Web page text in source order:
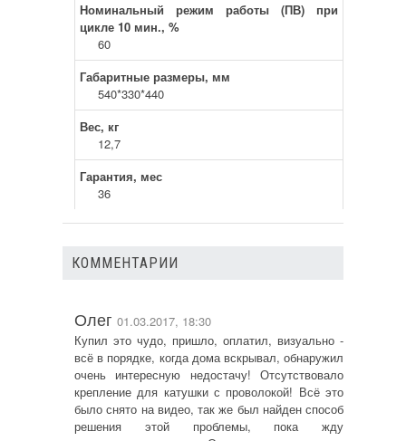
Номинальный режим работы (ПВ) при
цикле 10 мин., %
60
Габаритные размеры, мм
540*330*440
Вес, кг
12,7
Гарантия, мес
36
КОММЕНТАРИИ
Олег 01.03.2017, 18:30
Купил это чудо, пришло, оплатил, визуально -
всё в порядке, когда дома вскрывал, обнаружил
очень интересную недостачу! Отсутствовало
крепление для катушки с проволокой! Всё это
было снято на видео, так же был найден способ
решения этой проблемы, пока жду